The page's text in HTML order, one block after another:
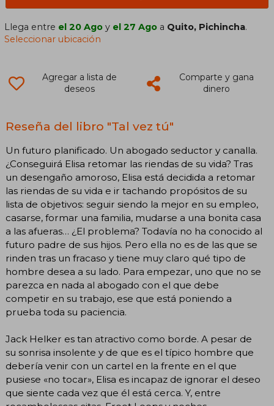
Llega entre el 20 Ago y el 27 Ago a Quito, Pichincha.
Seleccionar ubicación
Agregar a lista de
deseos
Comparte y gana
dinero
Reseña del libro "Tal vez tú"
Un futuro planificado. Un abogado seductor y canalla.
¿Conseguirá Elisa retomar las riendas de su vida? Tras
un desengaño amoroso, Elisa está decidida a retomar
las riendas de su vida e ir tachando propósitos de su
lista de objetivos: seguir siendo la mejor en su empleo,
casarse, formar una familia, mudarse a una bonita casa
a las afueras… ¿El problema? Todavía no ha conocido al
futuro padre de sus hijos. Pero ella no es de las que se
rinden tras un fracaso y tiene muy claro qué tipo de
hombre desea a su lado. Para empezar, uno que no se
parezca en nada al abogado con el que debe
competir en su trabajo, ese que está poniendo a
prueba toda su paciencia.
Jack Helker es tan atractivo como borde. A pesar de
su sonrisa insolente y de que es el típico hombre que
debería venir con un cartel en la frente en el que
pusiese «no tocar», Elisa es incapaz de ignorar el deseo
que siente cada vez que él está cerca. Y, entre